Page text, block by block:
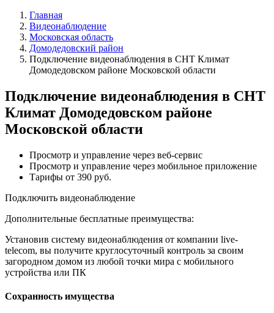
Главная
Видеонаблюдение
Московская область
Домодедовский район
Подключение видеонаблюдения в СНТ Климат
Домодедовском районе Московской области
Подключение видеонаблюдения в СНТ
Климат Домодедовском районе
Московской области
Просмотр и управление через веб-сервис
Просмотр и управление через мобильное приложение
Тарифы от 390 руб.
Подключить видеонаблюдение
Дополнительные бесплатные преимущества:
Установив систему видеонаблюдения от компании live-
telecom, вы получите круглосуточный контроль за своим
загородном домом из любой точки мира с мобильного
устройства или ПК
Сохранность имущества